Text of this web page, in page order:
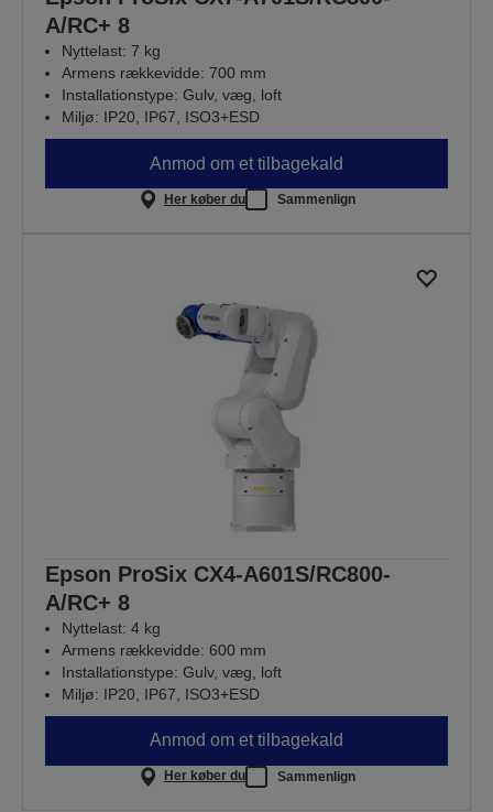
A/RC+ 8
Nyttelast: 7 kg
Armens rækkevidde: 700 mm
Installationstype: Gulv, væg, loft
Miljø: IP20, IP67, ISO3+ESD
Anmod om et tilbagekald
Her køber du Sammenlign
Epson ProSix CX4-A601S/RC800-
A/RC+ 8
Nyttelast: 4 kg
Armens rækkevidde: 600 mm
Installationstype: Gulv, væg, loft
Miljø: IP20, IP67, ISO3+ESD
Anmod om et tilbagekald
Her køber du Sammenlign